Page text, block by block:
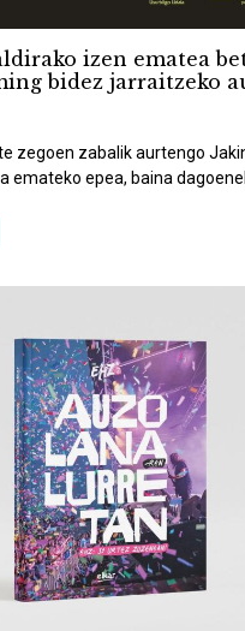
izen ematea
bidez jarraitzeko
zegoen zabalik aurtengo
emateko epea, baina